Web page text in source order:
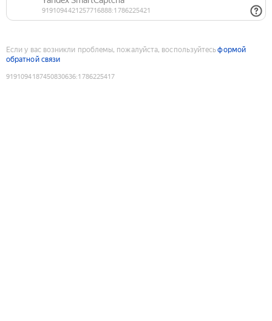
Если у вас возникли проблемы, пожалуйста, воспользуйтесьформой
обратной связи
9191094187450830636:1786225417